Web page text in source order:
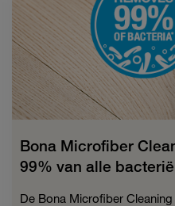
Bona Microfiber
99% van alle
De Bona Microfiber